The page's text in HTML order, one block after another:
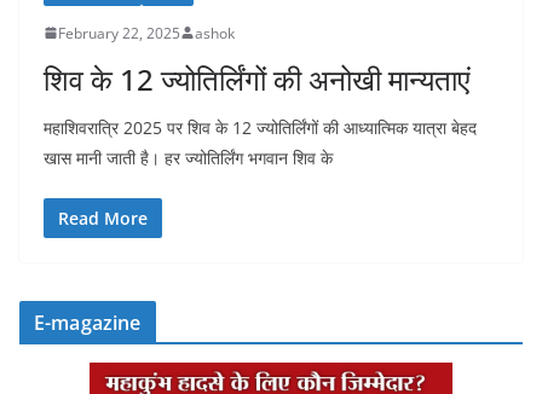
February 22, 2025 ashok
शिव के 12 ज्योतिर्लिंगों की अनोखी मान्यताएं
महाशिवरात्रि 2025 पर शिव के 12 ज्योतिर्लिंगों की आध्यात्मिक यात्रा बेहद
खास मानी जाती है। हर ज्योतिर्लिंग भगवान शिव के
Read More
E-magazine